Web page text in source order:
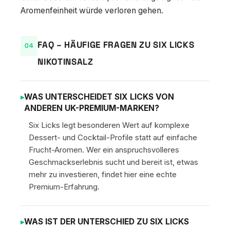
Aromenfeinheit würde verloren gehen.
FAQ – HÄUFIGE FRAGEN ZU SIX LICKS
NIKOTINSALZ
WAS UNTERSCHEIDET SIX LICKS VON
ANDEREN UK-PREMIUM-MARKEN?
Six Licks legt besonderen Wert auf komplexe
Dessert- und Cocktail-Profile statt auf einfache
Frucht-Aromen. Wer ein anspruchsvolleres
Geschmackserlebnis sucht und bereit ist, etwas
mehr zu investieren, findet hier eine echte
Premium-Erfahrung.
WAS IST DER UNTERSCHIED ZU SIX LICKS